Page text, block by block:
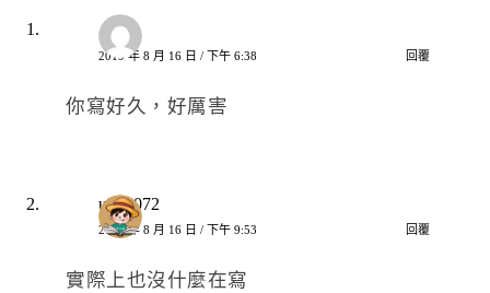
小橘
2019 年 8 月 16 日 / 下午 6:38 回覆
你寫好久，好厲害
u750072
2019 年 8 月 16 日 / 下午 9:53 回覆
實際上也沒什麼在寫